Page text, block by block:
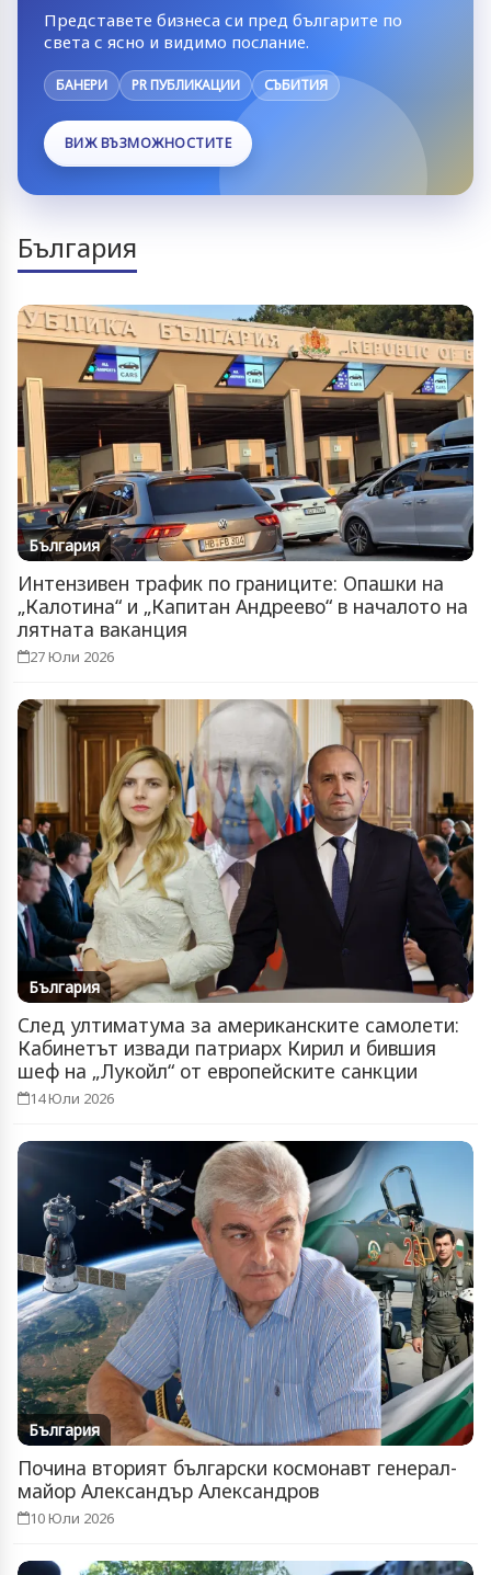
Представете бизнеса си пред българите по
света с ясно и видимо послание.
БАНЕРИ PR ПУБЛИКАЦИИ СЪБИТИЯ
ВИЖ ВЪЗМОЖНОСТИТЕ
България
България
Интензивен трафик по границите: Опашки на
„Калотина“ и „Капитан Андреево“ в началото на
лятната ваканция
27 Юли 2026
България
След ултиматума за американските самолети:
Кабинетът извади патриарх Кирил и бившия
шеф на „Лукойл“ от европейските санкции
14 Юли 2026
България
Почина вторият български космонавт генерал-
майор Александър Александров
10 Юли 2026